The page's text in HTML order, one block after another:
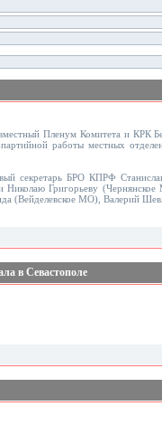
Пленум Комитета и КРК
работы местных
секретарь БРО КПРФ
Григорьеву
(Вейделевское МО), Валерий
в Севастополе